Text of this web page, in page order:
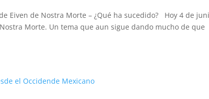
Eiven de Nostra Morte – ¿Qué ha sucedido? Hoy 4 de
Morte. Un tema que aun sigue dando mucho de que